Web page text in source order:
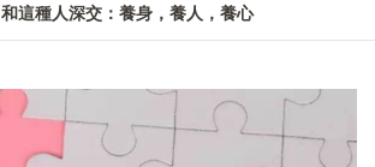
和這種人深交：養身，養人，養心